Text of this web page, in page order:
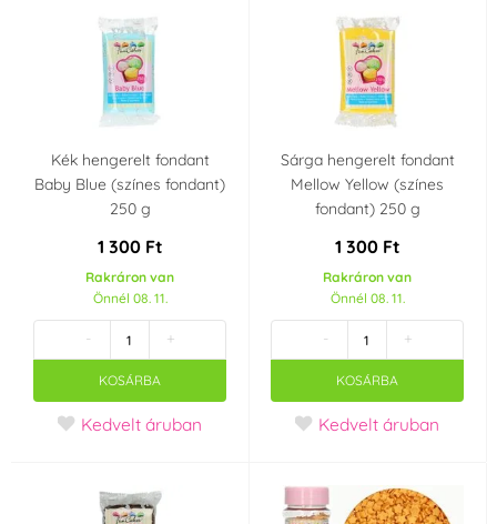
Kék hengerelt fondant
Baby Blue (színes fondant)
250 g
1 300 Ft
Rakráron van
Önnél 08. 11.
- +
KOSÁRBA
Kedvelt áruban
Sárga hengerelt fondant
Mellow Yellow (színes
fondant) 250 g
1 300 Ft
Rakráron van
Önnél 08. 11.
- +
KOSÁRBA
Kedvelt áruban